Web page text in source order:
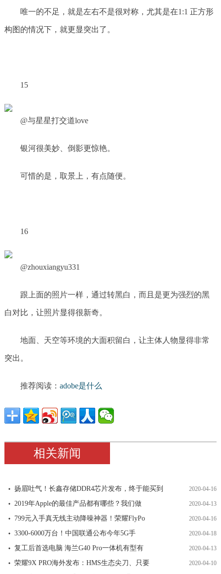
唯一的不足，就是左右不是很对称，尤其是在1:1 正方形
构图的情况下，就更显突出了。
15
@与星星打交道love
银河很美妙、倒影更惊艳。
可惜的是，取景上，有点随便。
16
@zhouxiangyu331
跟上面的照片一样，通过转黑白，而且是更为强烈的黑
白对比，让照片显得很新奇。
地面、天空等环境的大面积留白，让主体人物显得非常
突出。
推荐阅读： adobe是什么
相关新闻
扬眉吐气！长鑫存储DDR4芯片发布，终于能买到 2020-04-16
2019年Apple的最佳产品都有哪些？我们做 2020-04-13
799元入手真无线主动降噪神器！荣耀FlyPo 2020-04-16
3300-6000万台！中国联通公布今年5G手 2020-04-18
复工后首选电脑 海兰G40 Pro一体机有型有 2020-04-13
荣耀9X PRO海外发布：HMS生态尖刀、只要 2020-04-10